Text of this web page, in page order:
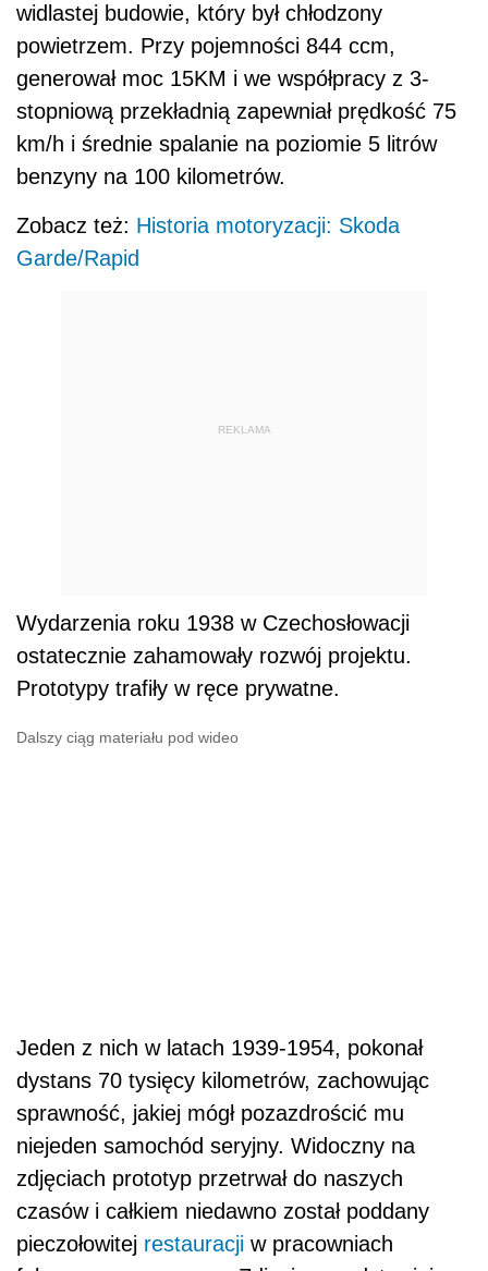
widlastej budowie, który był chłodzony
powietrzem. Przy pojemności 844 ccm,
generował moc 15KM i we współpracy z 3-
stopniową przekładnią zapewniał prędkość 75
km/h i średnie spalanie na poziomie 5 litrów
benzyny na 100 kilometrów.
Zobacz też: Historia motoryzacji: Skoda
Garde/Rapid
REKLAMA
Wydarzenia roku 1938 w Czechosłowacji
ostatecznie zahamowały rozwój projektu.
Prototypy trafiły w ręce prywatne.
Dalszy ciąg materiału pod wideo
Jeden z nich w latach 1939-1954, pokonał
dystans 70 tysięcy kilometrów, zachowując
sprawność, jakiej mógł pozazdrościć mu
niejeden samochód seryjny. Widoczny na
zdjęciach prototyp przetrwał do naszych
czasów i całkiem niedawno został poddany
pieczołowitej restauracji w pracowniach